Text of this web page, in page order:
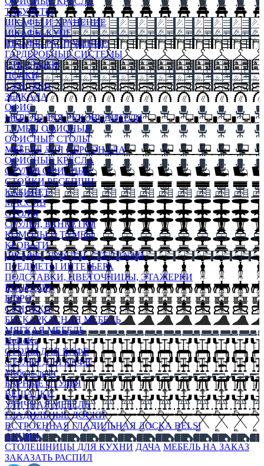
ТАБУРЕТЫ
ШКАФЫ И ХРАНЕНИЕ
ШКАФЫ-КУПЕ
ШКАФЫ-РАСПАШНЫЕ
ГАРДЕРОБНЫЕ СИСТЕМЫ
СТЕЛЛАЖИ
ПОЛКИ
СУНДУКИ
ЗЕРКАЛА
ОФИС
МЕБЕЛЬ ДЛЯ РУКОВОДИТЕЛЯ
ТУМБЫ ОФИСНЫЕ
ОФИСНЫЕ СТОЛЫ
МЕБЕЛЬ ДЛЯ ПЕРСОНАЛА
ОФИСНЫЕ КРЕСЛА
СТУЛЬЯ ОФИСНЫЕ
СТОЙКИ РЕСЕПШН
КАБИНЕТ
МАССИВ
СТОЛЫ
СТУЛЬЯ, БАНКЕТКИ
КОМОДЫ И ТУМБЫ
КРОВАТИ
ШКАФЫ, БУФЕТЫ, СТЕЛЛАЖИ
ПРЕДМЕТЫ ИНТЕРЬЕРА
ПОДСТАВКИ, ЦВЕТОЧНИЦЫ, ЭТАЖЕРКИ
КОНСОЛИ
БЮРО
СУНДУКИ
БЕСКАРКАСНАЯ МЕБЕЛЬ
МЯГКАЯ МЕБЕЛЬ
HoReKa
СТОЛЫ ДЛЯ КАФЕ
СТУЛЬЯ ДЛЯ КАФЕ
Мебель лофт
БАРНЫЕ СТУЛЬЯ
ВЕШАЛКИ
УЛИЧНАЯ МЕБЕЛЬ
ГЛАДИЛЬНЫЕ ДОСКИ
ВСТРОЕННАЯ ГЛАДИЛЬНАЯ ДОСКА BELSI
АКЦИИ
СТОЛЕШНИЦЫ ДЛЯ КУХНИ ДАЧА МЕБЕЛЬ НА ЗАКАЗ
ЗАКАЗАТЬ РАСПИЛ